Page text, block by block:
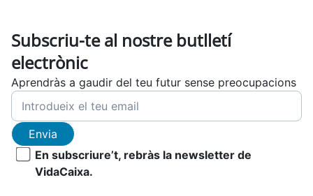
Subscriu-te al nostre butlletí
electrònic
Aprendràs a gaudir del teu futur sense preocupacions
Envia
En subscriure’t, rebràs la newsletter de
VidaCaixa.